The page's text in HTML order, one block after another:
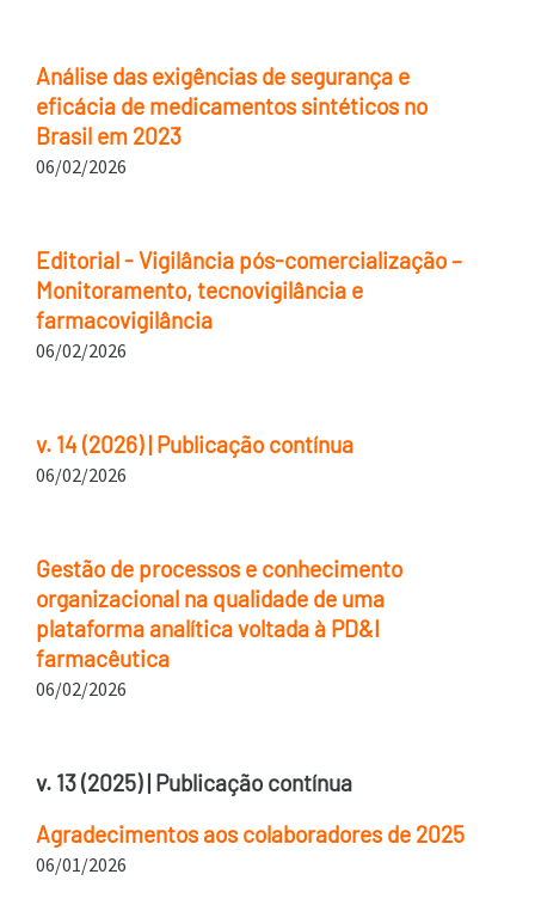
Análise das exigências de segurança e
eficácia de medicamentos sintéticos no
Brasil em 2023
06/02/2026
Editorial - Vigilância pós-comercialização –
Monitoramento, tecnovigilância e
farmacovigilância
06/02/2026
v. 14 (2026) | Publicação contínua
06/02/2026
Gestão de processos e conhecimento
organizacional na qualidade de uma
plataforma analítica voltada à PD&I
farmacêutica
06/02/2026
v. 13 (2025) | Publicação contínua
Agradecimentos aos colaboradores de 2025
06/01/2026